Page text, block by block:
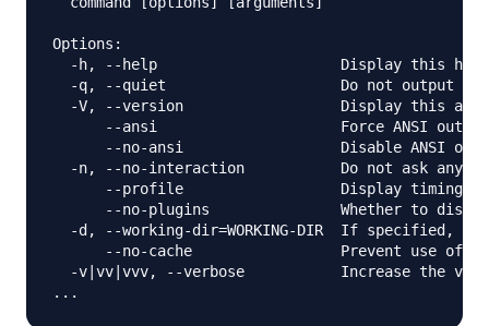
Options:
-h, --help                     Display this
-q, --quiet                    Do not output
-V, --version                  Display this
      --ansi                     Force ANSI output
--no-ansi                  Disable ANSI
-n, --no-interaction           Do not ask any
--profile                  Display timing
--no-plugins               Whether to
-d, --working-dir=WORKING-DIR  If specified,
--no-cache                 Prevent use of
-v|vv|vvv, --verbose           Increase the